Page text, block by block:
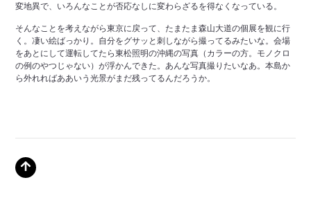
変地異で、いろんなことが否応なしに変わらざるを得なくなっている。
そんなことを考えながら東京に戻って、たまたま森山大道の個展を観に行
く。凄い絵ばっかり。自分をグサッと刺しながら撮ってるみたいな。会場
をあとにして運転してたら東松照明の沖縄の写真（カラーの方。モノクロ
の例のやつじゃない）が浮かんできた。あんな写真撮りたいなあ。本島か
ら外れればああいう光景がまだ残ってるんだろうか。